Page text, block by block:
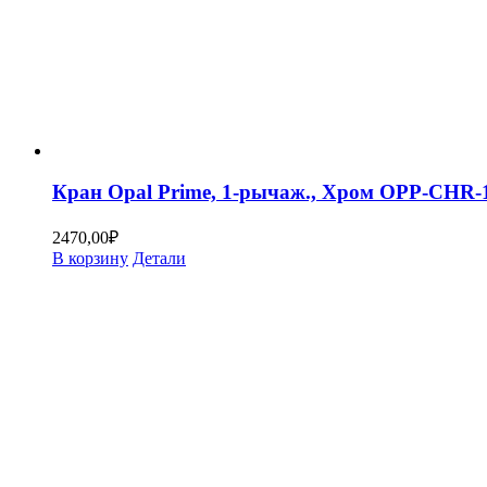
Кран Opal Prime, 1-рычаж., Хром OPP-CHR-
2470,00₽
В корзину Детали